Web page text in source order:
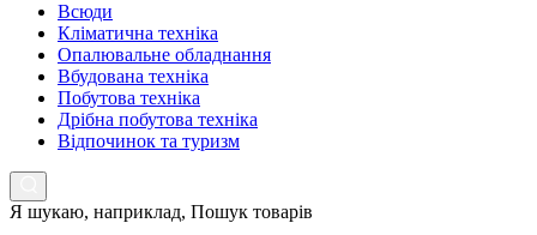
Всюди
Кліматична техніка
Опалювальне обладнання
Вбудована техніка
Побутова техніка
Дрібна побутова техніка
Відпочинок та туризм
Я шукаю, наприклад, Пошук товарів